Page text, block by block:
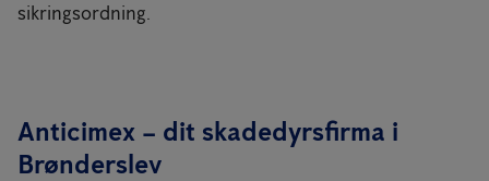
sikringsordning.
Anticimex – dit skadedyrsfirma i
Brønderslev